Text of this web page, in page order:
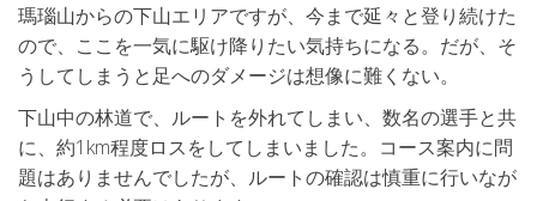
瑪瑙山からの下山エリアですが、今まで延々と登り続けた
ので、ここを一気に駆け降りたい気持ちになる。だが、そ
うしてしまうと足へのダメージは想像に難くない。
下山中の林道で、ルートを外れてしまい、数名の選手と共
に、約1km程度ロスをしてしまいました。コース案内に問
題はありませんでしたが、ルートの確認は慎重に行いなが